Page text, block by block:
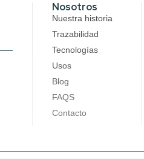
Nosotros
Nuestra historia
Trazabilidad
Tecnologías
Usos
Blog
FAQS
Contacto